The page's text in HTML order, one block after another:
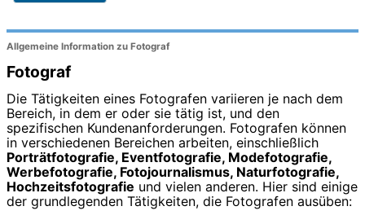
Allgemeine Information zu Fotograf
Fotograf
Die Tätigkeiten eines Fotografen variieren je nach dem
Bereich, in dem er oder sie tätig ist, und den
spezifischen Kundenanforderungen. Fotografen können
in verschiedenen Bereichen arbeiten, einschließlich
Porträtfotografie, Eventfotografie, Modefotografie,
Werbefotografie, Fotojournalismus, Naturfotografie,
Hochzeitsfotografie und vielen anderen. Hier sind einige
der grundlegenden Tätigkeiten, die Fotografen ausüben: